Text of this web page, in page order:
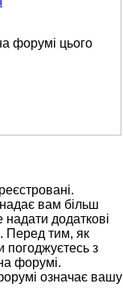
форумі цього
вам більш
додаткові
Перед тим, як
погоджуєтесь з
форумі.
означає вашу